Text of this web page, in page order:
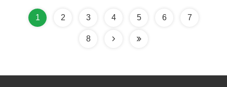
лопастей
лезвиями резач
1 2 3 4 5 6 7
8